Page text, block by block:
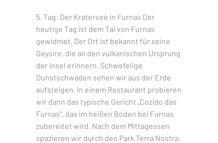
5. Tag: Der Kratersee in Furnas Der
heutige Tag ist dem Tal von Furnas
gewidmet. Der Ort ist bekannt für seine
Geysire, die an den vulkanischen Ursprung
der Insel erinnern. Schwefelige
Dunstschwaden sehen wir aus der Erde
aufsteigen. In einem Restaurant probieren
wir dann das typische Gericht „Cozido das
Furnas“, das im heißen Boden bei Furnas
zubereitet wird. Nach dem Mittagessen
spazieren wir durch den Park Terra Nostra.